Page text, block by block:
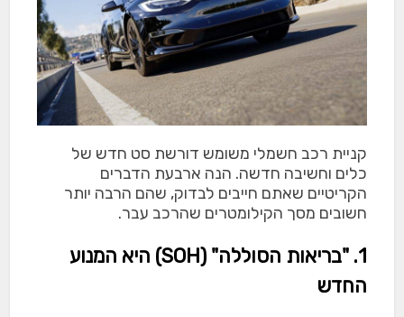
קניית רכב חשמלי משומש דורשת סט חדש של
כלים וחשיבה חדשה. הנה ארבעת הדברים
הקריטיים שאתם חייבים לבדוק, שהם הרבה יותר
חשובים מסך הקילומטרים שהרכב עבר.
1. "בריאות הסוללה" (SOH) היא המנוע
החדש